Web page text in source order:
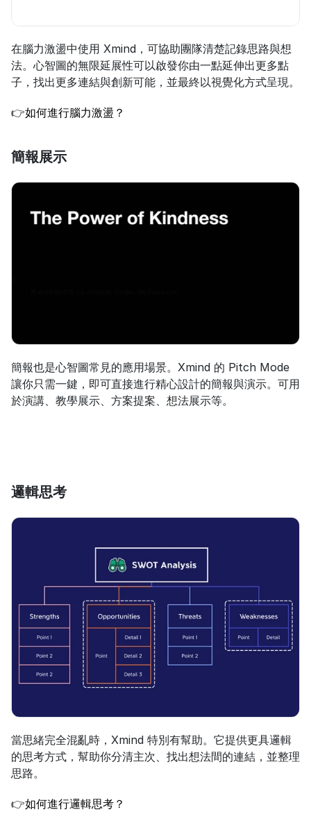
在腦力激盪中使用 Xmind，可協助團隊清楚記錄思路與想
法。心智圖的無限延展性可以啟發你由一點延伸出更多點
子，找出更多連結與創新可能，並最終以視覺化方式呈現。
👉如何進行腦力激盪？
簡報展示
簡報也是心智圖常見的應用場景。Xmind 的 Pitch Mode
讓你只需一鍵，即可直接進行精心設計的簡報與演示。可用
於演講、教學展示、方案提案、想法展示等。
邏輯思考
當思緒完全混亂時，Xmind 特別有幫助。它提供更具邏輯
的思考方式，幫助你分清主次、找出想法間的連結，並整理
思路。
👉如何進行邏輯思考？